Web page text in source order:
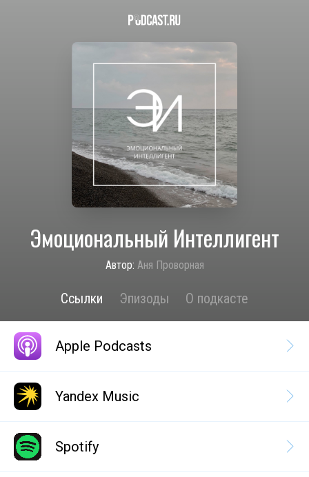
Эмоциональный Интеллигент
Автор: Аня Проворная
Ссылки Эпизоды О подкасте
Apple Podcasts
Yandex Music
Spotify